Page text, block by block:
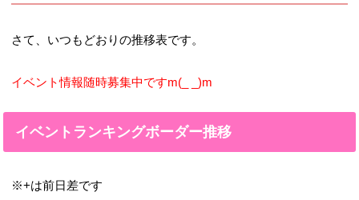
さて、いつもどおりの推移表です。
イベント情報随時募集中ですm(_ _)m
イベントランキングボーダー推移
※+は前日差です